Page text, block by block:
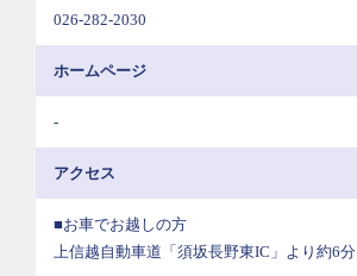
026-282-2030
ホームページ
-
アクセス
■お車でお越しの方
上信越自動車道「須坂長野東IC」より約6分